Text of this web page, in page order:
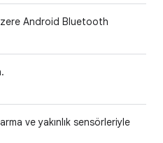
Android Bluetooth
ve yakınlık sensörleriyle